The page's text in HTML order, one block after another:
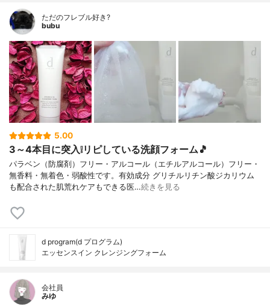
ただのフレブル好き?
bubu
5.00
3～4本目に突入❕リピしている洗顔フォーム🎵
パラベン（防腐剤）フリー・アルコール（エチルアルコール）フリー・
無香料・無着色・弱酸性です。有効成分 グリチルリチン酸ジカリウム
も配合された肌荒れケアもできる医…続きを見る
d program(d プログラム)
エッセンスイン クレンジングフォーム
会社員
みゆ